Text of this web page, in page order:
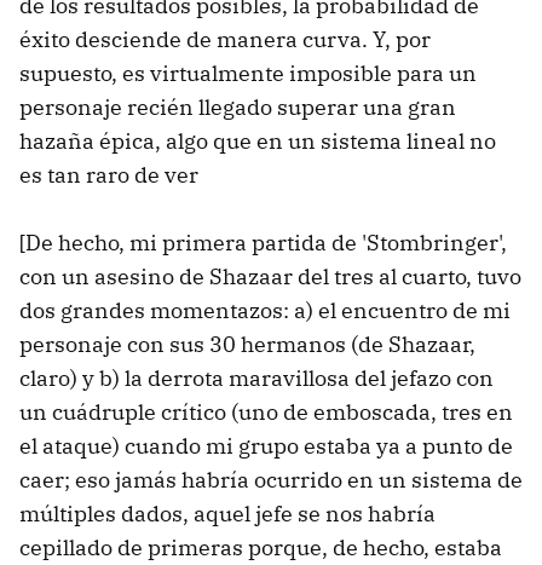
éxito desciende de manera curva. Y, por
supuesto, es virtualmente imposible para un
personaje recién llegado superar una gran
hazaña épica, algo que en un sistema lineal no
es tan raro de ver
[De hecho, mi primera partida de 'Stombringer',
con un asesino de Shazaar del tres al cuarto, tuvo
dos grandes momentazos: a) el encuentro de mi
personaje con sus 30 hermanos (de Shazaar,
claro) y b) la derrota maravillosa del jefazo con
un cuádruple crítico (uno de emboscada, tres en
el ataque) cuando mi grupo estaba ya a punto de
caer; eso jamás habría ocurrido en un sistema de
múltiples dados, aquel jefe se nos habría
cepillado de primeras porque, de hecho, estaba